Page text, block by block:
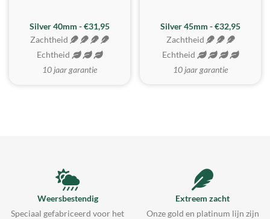
Silver 40mm - €31,95
Zachtheid
Echtheid
10 jaar garantie
MEEST GEKOZEN
Silver 45mm - €32,95
Zachtheid
Echtheid
10 jaar garantie
Weersbestendig
Speciaal gefabriceerd voor het
Extreem zacht
Onze gold en platinum lijn zijn